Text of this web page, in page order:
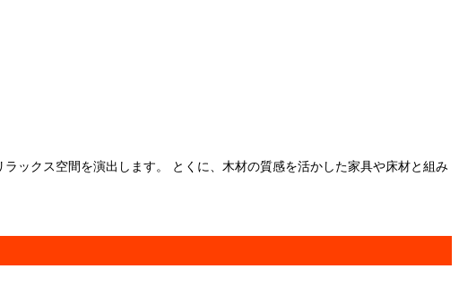
ックス空間を演出します。 とくに、木材の質感を活かした家具や床材と組み